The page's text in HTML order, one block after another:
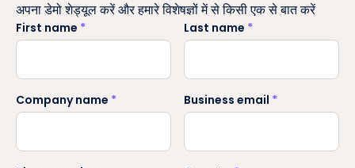
अपना डेमो शेड्यूल करें और हमारे विशेषज्ञों में से किसी एक से बात करें
First name * Last name *
Company name * Business email *